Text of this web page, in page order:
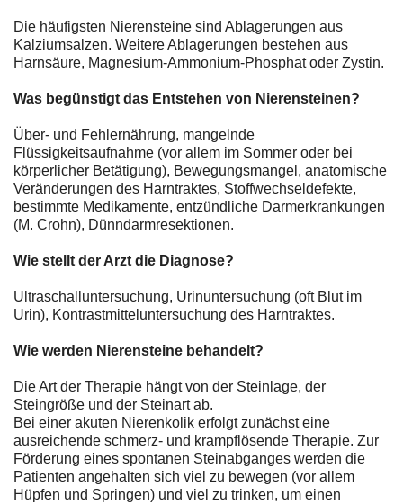
Die häufigsten Nierensteine sind Ablagerungen aus
Kalziumsalzen. Weitere Ablagerungen bestehen aus
Harnsäure, Magnesium-Ammonium-Phosphat oder Zystin.
Was begünstigt das Entstehen von Nierensteinen?
Über- und Fehlernährung, mangelnde
Flüssigkeitsaufnahme (vor allem im Sommer oder bei
körperlicher Betätigung), Bewegungsmangel, anatomische
Veränderungen des Harntraktes, Stoffwechseldefekte,
bestimmte Medikamente, entzündliche Darmerkrankungen
(M. Crohn), Dünndarmresektionen.
Wie stellt der Arzt die Diagnose?
Ultraschalluntersuchung, Urinuntersuchung (oft Blut im
Urin), Kontrastmitteluntersuchung des Harntraktes.
Wie werden Nierensteine behandelt?
Die Art der Therapie hängt von der Steinlage, der
Steingröße und der Steinart ab.
Bei einer akuten Nierenkolik erfolgt zunächst eine
ausreichende schmerz- und krampflösende Therapie. Zur
Förderung eines spontanen Steinabganges werden die
Patienten angehalten sich viel zu bewegen (vor allem
Hüpfen und Springen) und viel zu trinken, um einen